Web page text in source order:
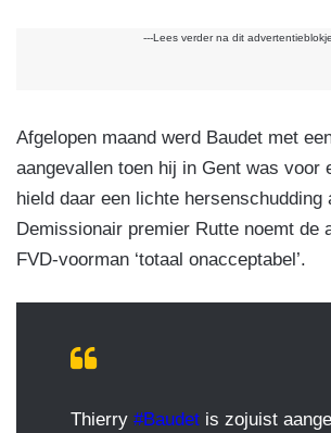
---Lees verder na dit
Afgelopen maand werd Baudet met
aangevallen toen hij in Gent was voor
hield daar een lichte hersenschudding
Demissionair premier Rutte noemt de
FVD-voorman ‘totaal onacceptabel’.
Thierry #Baudet is zojuist